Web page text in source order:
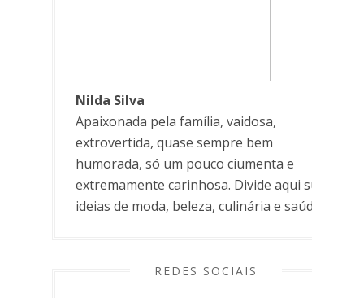
Nilda Silva
Apaixonada pela família, vaidosa,
extrovertida, quase sempre bem
humorada, só um pouco ciumenta e
extremamente carinhosa. Divide aqui suas
ideias de moda, beleza, culinária e saúde.
REDES SOCIAIS